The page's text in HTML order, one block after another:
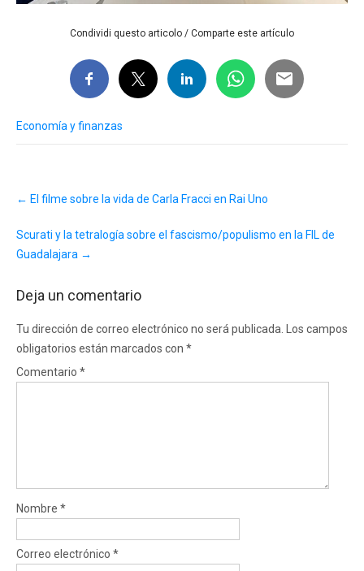
Condividi questo articolo / Comparte este artículo
Economía y finanzas
navigation
← El filme sobre la vida de Carla Fracci en Rai Uno
Scurati y la tetralogía sobre el fascismo/populismo en la FIL de
Guadalajara →
Deja un comentario
Tu dirección de correo electrónico no será publicada.
Los campos
obligatorios están marcados con *
Comentario *
Nombre *
Correo electrónico *